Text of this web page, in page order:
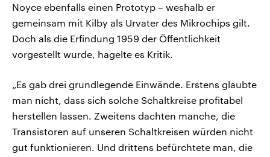
Noyce ebenfalls einen Prototyp – weshalb er
gemeinsam mit Kilby als Urvater des Mikrochips gilt.
Doch als die Erfindung 1959 der Öffentlichkeit
vorgestellt wurde, hagelte es Kritik.
„Es gab drei grundlegende Einwände. Erstens glaubte
man nicht, dass sich solche Schaltkreise profitabel
herstellen lassen. Zweitens dachten manche, die
Transistoren auf unseren Schaltkreisen würden nicht
gut funktionieren. Und drittens befürchtete man, die